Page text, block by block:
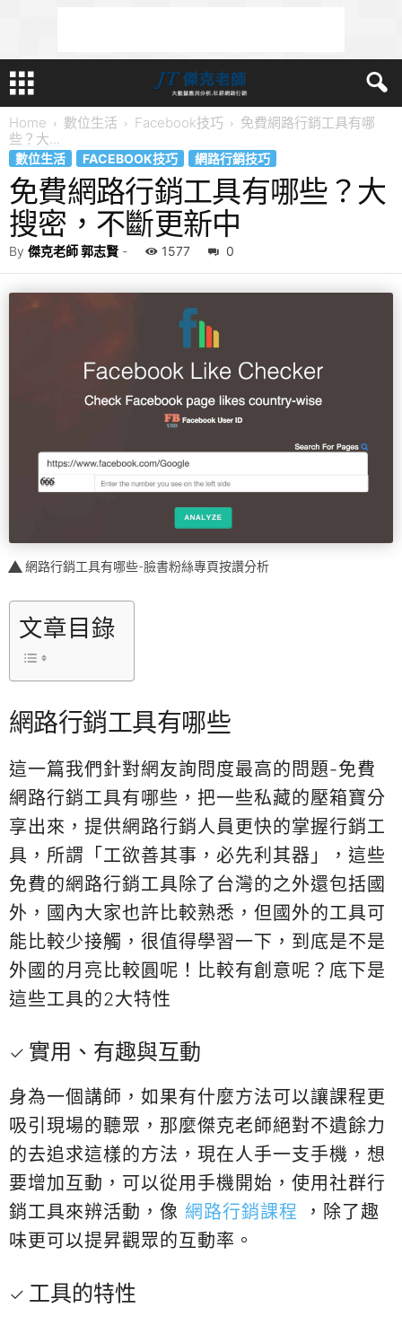
Home 數位生活 Facebook技巧
免費網路行銷工具有哪
些？大...
數位生活 FACEBOOK技巧 網路行銷技巧
免費網路行銷工具有哪些？大
搜密，不斷更新中
By 傑克老師 郭志賢- 1577 0
網路行銷工具有哪些-臉書粉絲專頁按讚分析
文章目錄
網路行銷工具有哪些
這一篇我們針對網友詢問度最高的問題-免費
網路行銷工具有哪些，把一些私藏的壓箱寶分
享出來，提供網路行銷人員更快的掌握行銷工
具，所謂「工欲善其事，必先利其器」，這些
免費的網路行銷工具除了台灣的之外還包括國
外，國內大家也許比較熟悉，但國外的工具可
能比較少接觸，很值得學習一下，到底是不是
外國的月亮比較圓呢！比較有創意呢？底下是
這些工具的2大特性
實用、有趣與互動
身為一個講師，如果有什麼方法可以讓課程更
吸引現場的聽眾，那麼傑克老師絕對不遺餘力
的去追求這樣的方法，現在人手一支手機，想
要增加互動，可以從用手機開始，使用社群行
銷工具來辨活動，像 網路行銷課程 ，除了趣
味更可以提昇觀眾的互動率。
工具的特性